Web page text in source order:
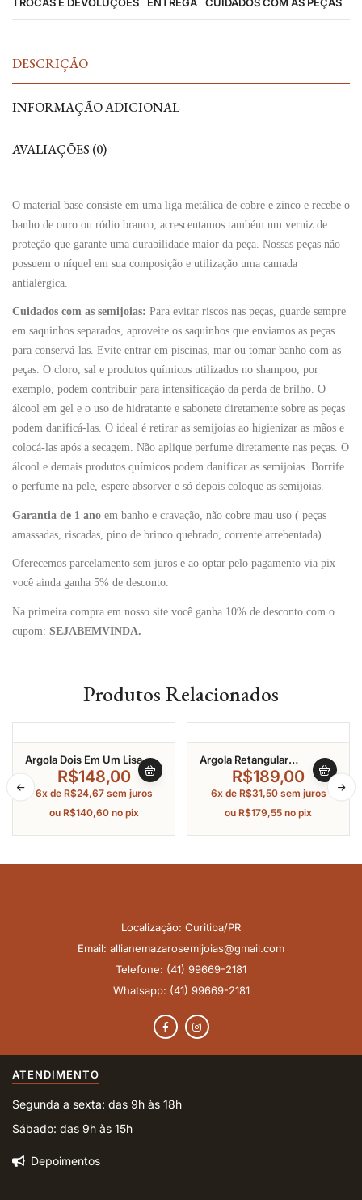
DESCRIÇÃO
INFORMAÇÃO ADICIONAL
AVALIAÇÕES (0)
O material base consiste em uma liga metálica de cobre e zinco e recebe o
banho de ouro ou ródio branco, acrescentamos também um verniz de
proteção que garante uma durabilidade maior da peça. Nossas peças não
possuem o níquel em sua composição e utilização uma camada
antialérgica.
Cuidados com as semijoias: Para evitar riscos nas peças, guarde sempre
em saquinhos separados, aproveite os saquinhos que enviamos as peças
para conservá-las. Evite entrar em piscinas, mar ou tomar banho com as
peças. O cloro, sal e produtos químicos utilizados no shampoo, por
exemplo, podem contribuir para intensificação da perda de brilho. O
álcool em gel e o uso de hidratante e sabonete diretamente sobre as peças
podem danificá-las. O ideal é retirar as semijoias ao higienizar as mãos e
colocá-las após a secagem. Não aplique perfume diretamente nas peças. O
álcool e demais produtos químicos podem danificar as semijoias. Borrife
o perfume na pele, espere absorver e só depois coloque as semijoias.
Garantia de 1 ano em banho e cravação, não cobre mau uso ( peças
amassadas, riscadas, pino de brinco quebrado, corrente arrebentada).
Oferecemos parcelamento sem juros e ao optar pelo pagamento via pix
você ainda ganha 5% de desconto.
Na primeira compra em nosso site você ganha 10% de desconto com o
cupom: SEJABEMVINDA.
Produtos Relacionados
Argola Dois Em Um Lisa
Com Elo Retangular
Banhado A Ouro
R$148,00
6x de R$24,67 sem juros
ou R$140,60 no pix
Argola Retangular
Cravejado Em Zircônia
Banhado A Ouro
R$189,00
6x de R$31,50 sem juros
ou R$179,55 no pix
Localização: Curitiba/PR
Email: allianemazarosemijoias@gmail.com
Telefone: (41) 99669-2181
Whatsapp: (41) 99669-2181
ATENDIMENTO
Segunda a sexta: das 9h às 18h
Sábado: das 9h às 15h
Depoimentos